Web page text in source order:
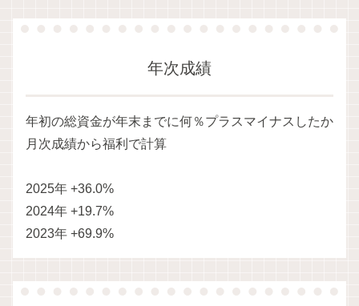
年次成績
年初の総資金が年末までに何％プラスマイナスしたか
月次成績から福利で計算
2025年 +36.0%
2024年 +19.7%
2023年 +69.9%